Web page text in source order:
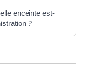
enceinte est-
?